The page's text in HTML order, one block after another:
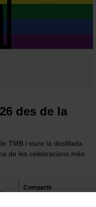
des de la
TMB i viure la desfilada
de les celebracions més
la
Compartir